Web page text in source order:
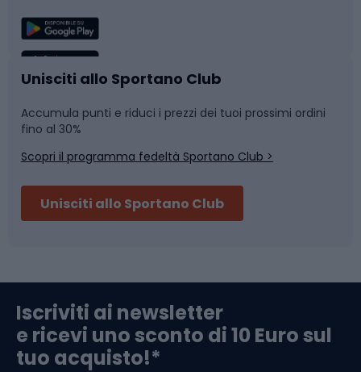
Sport di squadra
Caschi da ciclismo
Skitouring
Abbigliamento da escursionismo
Camminata nordica
Nuoto
Pattinaggio
Componenti per biciclette
Arrampicata
Unisciti allo Sportano Club
Accumula punti e riduci i prezzi dei tuoi prossimi ordini
fino al 30%
Scopri il programma fedeltà Sportano Club >
Unisciti allo Sportano Club
Iscriviti ai newsletter
e ricevi uno sconto di 10 Euro sul
tuo acquisto!*